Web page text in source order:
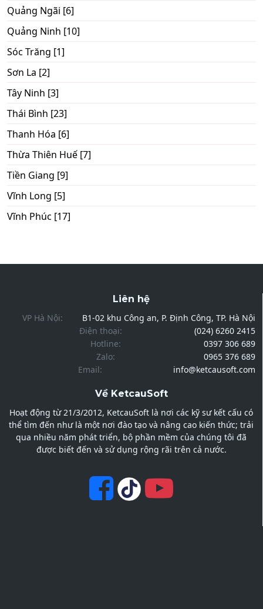
Quảng Ngãi [6]
Quảng Ninh [10]
Sóc Trăng [1]
Sơn La [2]
Tây Ninh [3]
Thái Bình [23]
Thanh Hóa [6]
Thừa Thiên Huế [7]
Tiền Giang [9]
Vĩnh Long [5]
Vĩnh Phúc [17]
Liên hệ
VP Hà Nội:
B1-02 khu Công an, P. Định Công, TP. Hà Nội
Điện thoại:
(024) 6260 2415
Hotline:
0397 306 689
Zalo:
0965 376 689
Email:
info@ketcausoft.com
Về KetcauSoft
Hoạt động từ 21/3/2012, KetcauSoft là nơi các kỹ sư kết cấu có
thể tìm đến như là một nơi đào tạo và nâng cao kiến thức; trải
qua nhiều năm phát triển, bộ phần mềm của chúng tôi đã
được biết đến và sử dụng rộng rãi trên cả nước.